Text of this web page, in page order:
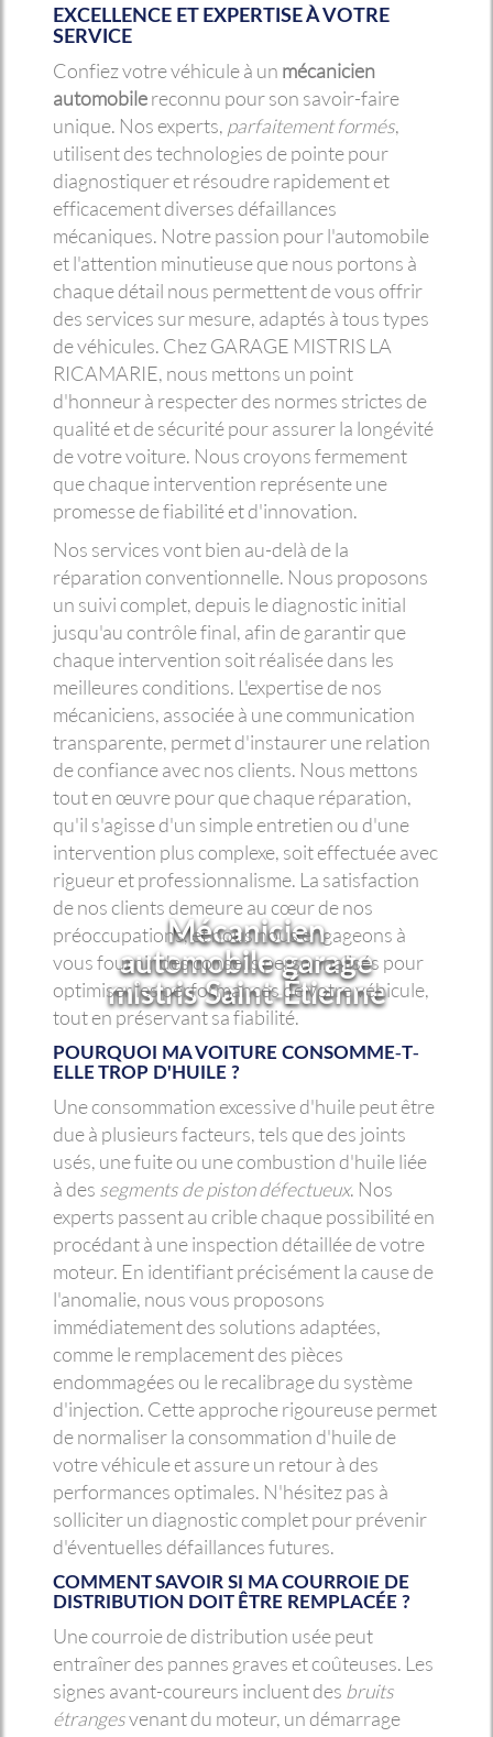
Mécanicien
automobile garage
mistris Saint-Étienne
EXCELLENCE ET EXPERTISE À VOTRE
SERVICE
Confiez votre véhicule à un mécanicien
automobilereconnu pour son savoir-faire
unique. Nos experts, parfaitement formés,
utilisent des technologies de pointe pour
diagnostiquer et résoudre rapidement et
efficacement diverses défaillances
mécaniques. Notre passion pour l'automobile
et l'attention minutieuse que nous portons à
chaque détail nous permettent de vous offrir
des services sur mesure, adaptés à tous types
de véhicules. Chez GARAGE MISTRIS LA
RICAMARIE, nous mettons un point
d'honneur à respecter des normes strictes de
qualité et de sécurité pour assurer la longévité
de votre voiture. Nous croyons fermement
que chaque intervention représente une
promesse de fiabilité et d'innovation.
Nos services vont bien au-delà de la
réparation conventionnelle. Nous proposons
un suivi complet, depuis le diagnostic initial
jusqu'au contrôle final, afin de garantir que
chaque intervention soit réalisée dans les
meilleures conditions. L'expertise de nos
mécaniciens, associée à une communication
transparente, permet d'instaurer une relation
de confiance avec nos clients. Nous mettons
tout en œuvre pour que chaque réparation,
qu'il s'agisse d'un simple entretien ou d'une
intervention plus complexe, soit effectuée avec
rigueur et professionnalisme. La satisfaction
de nos clients demeure au cœur de nos
préoccupations, et nous nous engageons à
vous fournir des conseils personnalisés pour
optimiser les performances de votre véhicule,
tout en préservant sa fiabilité.
POURQUOI MA VOITURE CONSOMME-T-
ELLE TROP D'HUILE ?
Une consommation excessive d'huile peut être
due à plusieurs facteurs, tels que des joints
usés, une fuite ou une combustion d'huile liée
à des segments de piston défectueux. Nos
experts passent au crible chaque possibilité en
procédant à une inspection détaillée de votre
moteur. En identifiant précisément la cause de
l'anomalie, nous vous proposons
immédiatement des solutions adaptées,
comme le remplacement des pièces
endommagées ou le recalibrage du système
d'injection. Cette approche rigoureuse permet
de normaliser la consommation d'huile de
votre véhicule et assure un retour à des
performances optimales. N'hésitez pas à
solliciter un diagnostic complet pour prévenir
d'éventuelles défaillances futures.
COMMENT SAVOIR SI MA COURROIE DE
DISTRIBUTION DOIT ÊTRE REMPLACÉE ?
Une courroie de distribution usée peut
entraîner des pannes graves et coûteuses. Les
signes avant-coureurs incluent des bruits
étrangesvenant du moteur, un démarrage